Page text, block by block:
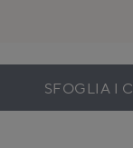
SFOGLIA I